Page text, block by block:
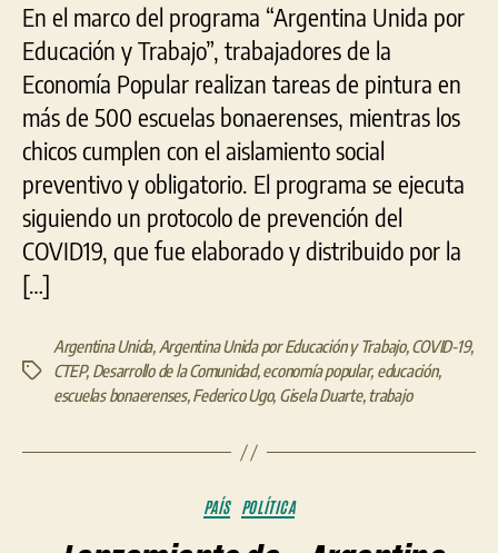
En el marco del programa “Argentina Unida por
Educación y Trabajo”, trabajadores de la
Economía Popular realizan tareas de pintura en
más de 500 escuelas bonaerenses, mientras los
chicos cumplen con el aislamiento social
preventivo y obligatorio. El programa se ejecuta
siguiendo un protocolo de prevención del
COVID19, que fue elaborado y distribuido por la
[…]
Etiquetas
Argentina Unida, Argentina Unida por Educación y Trabajo,COVID-19,
CTEP, Desarrollo de la Comunidad,economía popular, educación,
escuelas bonaerenses,Federico Ugo, Gisela Duarte,trabajo
Categorías
PAÍS POLÍTICA